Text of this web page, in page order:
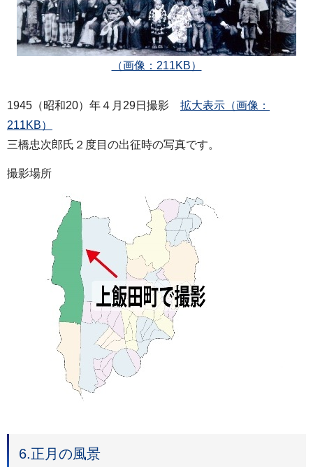
（画像：211KB）
1945（昭和20）年４月29日撮影 拡大表示（画像：
211KB）
三橋忠次郎氏２度目の出征時の写真です。
撮影場所
6.正月の風景